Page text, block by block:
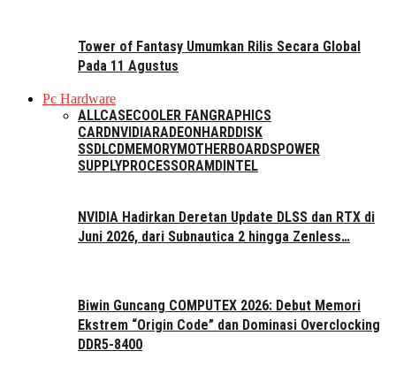
Tower of Fantasy Umumkan Rilis Secara Global
Pada 11 Agustus
Pc Hardware
ALLCASECOOLER FAN GRAPHICS
CARDNVIDIARADEON HARDDISK
SSDLCDMEMORYMOTHERBOARDSPOWER
SUPPLYPROCESSORAMD INTEL
NVIDIA Hadirkan Deretan Update DLSS dan RTX di
Juni 2026, dari Subnautica 2 hingga Zenless…
Biwin Guncang COMPUTEX 2026: Debut Memori
Ekstrem “Origin Code” dan Dominasi Overclocking
DDR5-8400